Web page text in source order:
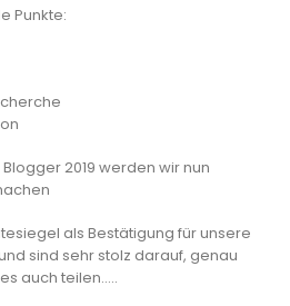
Punkte:
2019 werden wir nun
als Bestätigung für unsere
sind sehr stolz darauf, genau
auch teilen…..